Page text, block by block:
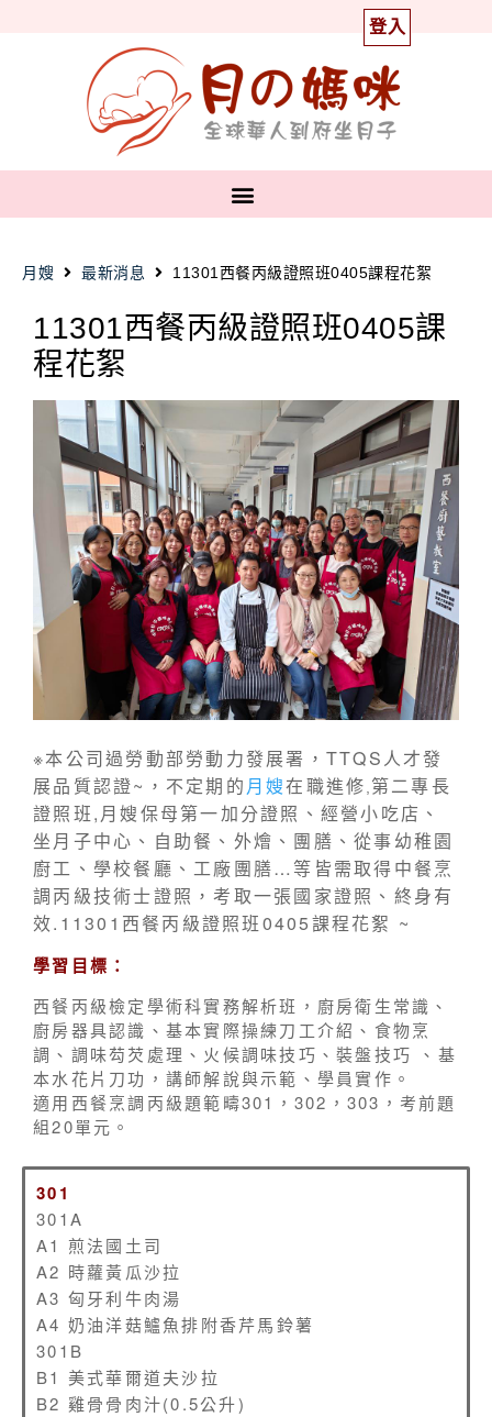
登入
月嫂 最新消息 11301西餐丙級證照班0405課程花絮
11301西餐丙級證照班0405課
程花絮
※本公司過勞動部勞動力發展署，TTQS人才發
展品質認證~，不定期的月嫂在職進修 第二專長
證照班,月嫂保母第一加分證照、經營小吃店、
坐月子中心、自助餐、外燴、團膳、從事幼稚園
廚工、學校餐廳、工廠團膳…等皆需取得中餐烹
調丙級技術士證照，考取一張國家證照、終身有
效. 11301西餐丙級證照班0405課程花絮 ~
學習目標：
西餐丙級檢定學術科實務解析班，廚房衛生常識、
廚房器具認識、基本實際操練刀工介紹、食物烹
調、調味芶芡處理、火候調味技巧、裝盤技巧 、基
本水花片刀功，講師解說與示範、學員實作。
適用西餐烹調丙級題範疇301，302，303，考前題
組20單元。
301
301A
A1 煎法國土司
A2 時蘿黃瓜沙拉
A3 匈牙利牛肉湯
A4 奶油洋菇鱸魚排附香芹馬鈴薯
301B
B1 美式華爾道夫沙拉
B2 雞骨骨肉汁(0.5公升)